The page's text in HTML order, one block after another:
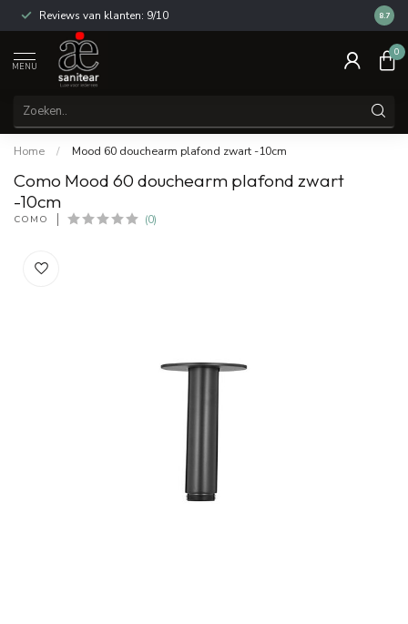
Reviews van klanten: 9/10 14
8.7
MENU
0
Home / Mood 60 douchearm plafond zwart -10cm
Como Mood 60 douchearm plafond zwart
-10cm
COMO (0)